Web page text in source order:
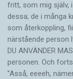
fritt, som mig själv,
dessa; de i många
som återkoppling,
närstående person
DU ANVÄNDER
personen. Och
”Asså, eeeeh,